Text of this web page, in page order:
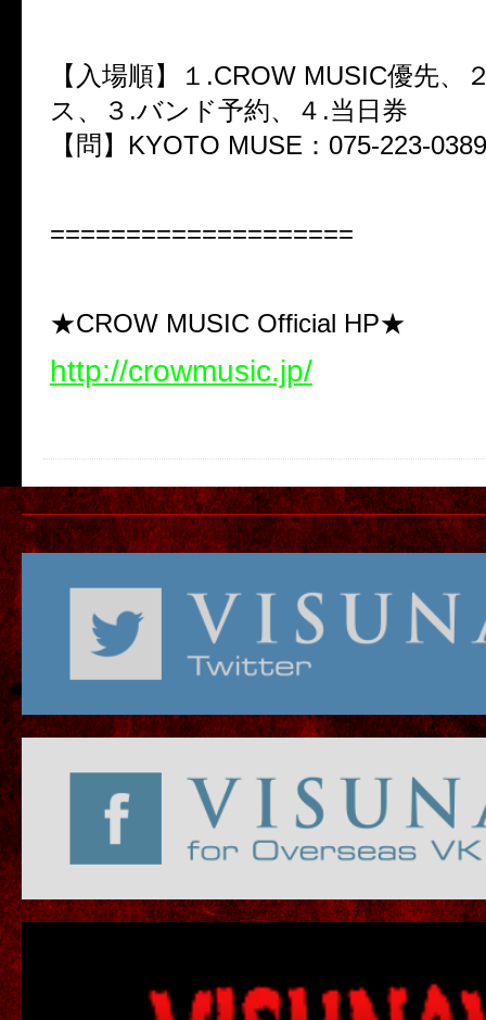
【入場順】１.CROW MUSIC優先、
ス、３.バンド予約、４.当日券
【問】KYOTO MUSE：075-223-0389
====================
★CROW MUSIC Official HP★
http://crowmusic.jp/